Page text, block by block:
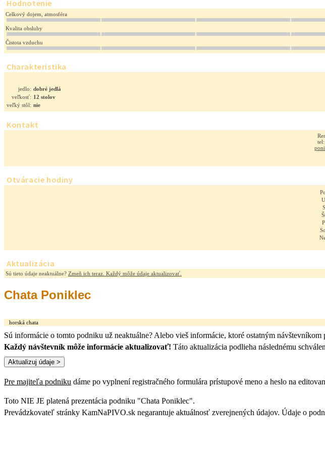
Hodnotenie
Celkový dojem, atmosféra
Kvalita obsluhy
Čistota vzduchu
Charakteristika
jedlo: dobré jedlá
veľkosť: 12 stolov
veľký stôl: nie
Kontakt
Otváracie hodiny
Aktualizácia
Sú tieto údaje neaktuálne? Zmeň ich teraz. Každý môže údaje aktualizovať.
Chata Poniklec
horská chata
Sú informácie o tomto podniku už neaktuálne? Alebo vieš informácie, ktoré ostatným
Každý návštevník môže informácie aktualizovať! Táto aktualizácia podlieha následnému
Pre majiteľa podniku dáme po vyplnení registračného formulára prístupové meno a heslo na
Toto NIE JE platená prezentácia podniku "Chata Poniklec".
Prevádzkovateľ stránky KamNaPIVO.sk negarantuje aktuálnosť zverejnených údajov. Údaje o